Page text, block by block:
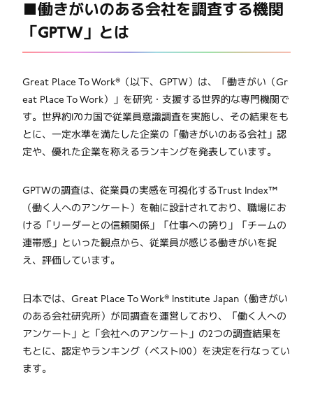
■働きがいのある会社を調査する機関
「GPTW」とは
Great Place To Work®（以下、GPTW）は、「働きがい（Gr
eat Place To Work）」を研究・支援する世界的な専門機関で
す。世界約170カ国で従業員意識調査を実施し、その結果をも
とに、一定水準を満たした企業の「働きがいのある会社」認
定や、優れた企業を称えるランキングを発表しています。
GPTWの調査は、従業員の実感を可視化するTrust Index™
（働く人へのアンケート）を軸に設計されており、職場にお
ける「リーダーとの信頼関係」「仕事への誇り」「チームの
連帯感」といった観点から、従業員が感じる働きがいを捉
え、評価しています。
日本では、Great Place To Work® Institute Japan（働きがい
のある会社研究所）が同調査を運営しており、「働く人への
アンケート」と「会社へのアンケート」の2つの調査結果を
もとに、認定やランキング（ベスト100）を決定を行なってい
ます。